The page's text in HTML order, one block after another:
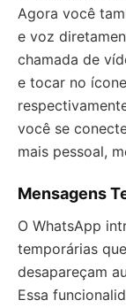
Agora você
e voz
chamada de
e tocar no
você se
mais pessoal,
Mensagens
O WhatsApp
temporárias
desapareçam
Essa